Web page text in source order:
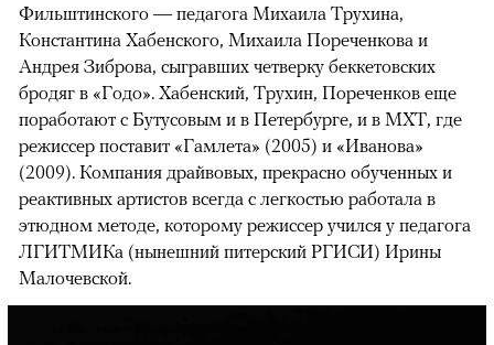
Фильштинского — педагога Михаила Трухина,
Константина Хабенского, Михаила Пореченкова и
Андрея Зиброва, сыгравших четверку беккетовских
бродяг в «Годо». Хабенский, Трухин, Пореченков еще
поработают с Бутусовым и в Петербурге, и в МХТ, где
режиссер поставит «Гамлета» (2005) и «Иванова»
(2009). Компания драйвовых, прекрасно обученных и
реактивных артистов всегда с легкостью работала в
этюдном методе, которому режиссер учился у педагога
ЛГИТМИКа (нынешний питерский РГИСИ) Ирины
Малочевской.